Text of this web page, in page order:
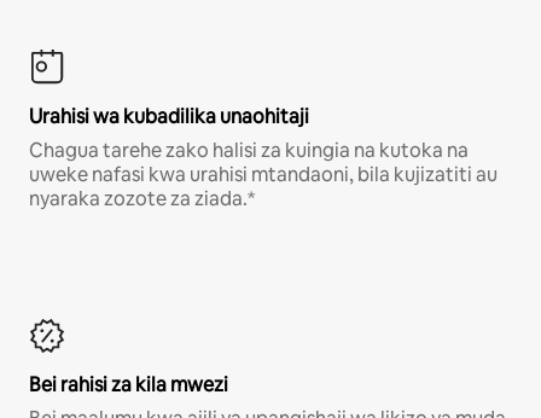
Urahisi wa kubadilika unaohitaji
Chagua tarehe zako halisi za kuingia na kutoka na
uweke nafasi kwa urahisi mtandaoni, bila kujizatiti au
nyaraka zozote za ziada.*
Bei rahisi za kila mwezi